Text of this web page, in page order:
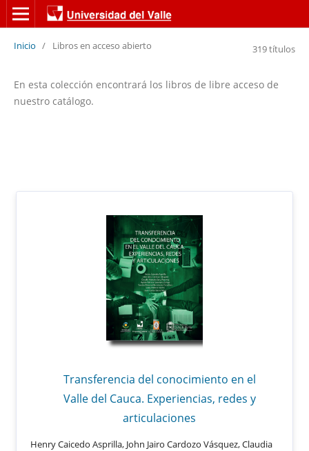
Inicio / Libros en acceso abierto 319 títulos
En esta colección encontrará los libros de libre acceso de
nuestro catálogo.
Transferencia del conocimiento en el
Valle del Cauca. Experiencias, redes y
articulaciones
Henry Caicedo Asprilla, John Jairo Cardozo Vásquez, Claudia